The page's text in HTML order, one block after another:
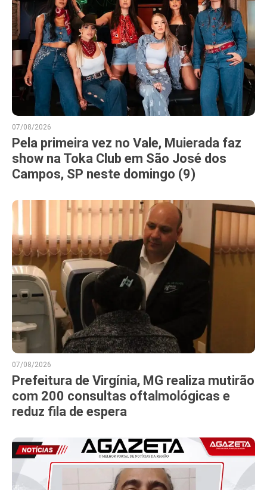
07/08/2026
Pela primeira vez no Vale, Muierada faz
show na Toka Club em São José dos
Campos, SP neste domingo (9)
07/08/2026
Prefeitura de Virgínia, MG realiza mutirão
com 200 consultas oftalmológicas e
reduz fila de espera